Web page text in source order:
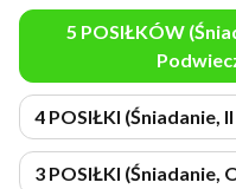
5 POSIŁKÓW
4 POSIŁKI (Śniadanie,
3 POSIŁKI (Śniadanie,